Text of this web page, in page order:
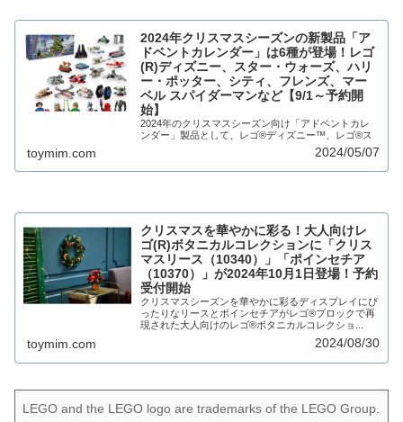
2024年クリスマスシーズンの新製品「ア
ドベントカレンダー」は6種が登場！レゴ
(R)ディズニー、スター・ウォーズ、ハリ
ー・ポッター、シティ、フレンズ、マー
ベル スパイダーマンなど【9/1～予約開
始】
2024年のクリスマスシーズン向け「アドベントカレ
ンダー」製品として、レゴ®ディズニー™、レゴ®ス
ター・ウォーズ™、レゴ®ハリー・ポッター、...
toymim.com 2024/05/07
クリスマスを華やかに彩る！大人向けレ
ゴ(R)ボタニカルコレクションに「クリス
マスリース（10340）」「ポインセチア
（10370）」が2024年10月1日登場！予約
受付開始
クリスマスシーズンを華やかに彩るディスプレイにぴ
ったりなリースとポインセチアがレゴ®ブロックで再
現された大人向けのレゴ®ボタニカルコレクショ...
toymim.com 2024/08/30
LEGO and the LEGO logo are trademarks of the LEGO Group.